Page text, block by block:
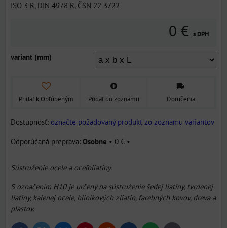
ISO 3 R, DIN 4978 R, ČSN 22 3722
0 € s DPH
variant (mm)
Pridať k Obľúbeným Pridať do zoznamu Doručenia
Dostupnosť: označte požadovaný produkt zo zoznamu variantov
Osobne • 0 € •
Sústruženie ocele a oceľoliatiny.
S označením H10 je určený na sústruženie šedej liatiny, tvrdenej
liatiny, kalenej ocele, hliníkových zliatin, farebných kovov, dreva a
plastov.